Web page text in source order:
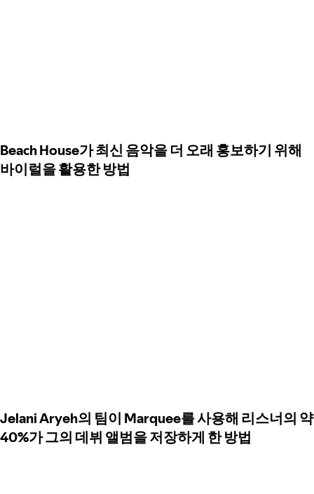
Beach House가 최신 음악을 더 오래 홍보하기 위해
바이럴을 활용한 방법
Jelani Aryeh의 팀이 Marquee를 사용해 리스너의 약
40%가 그의 데뷔 앨범을 저장하게 한 방법